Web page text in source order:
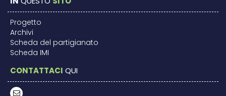
Progetto
Archivi
Scheda del partigianato
Scheda IMI
CONTATTACI QUI